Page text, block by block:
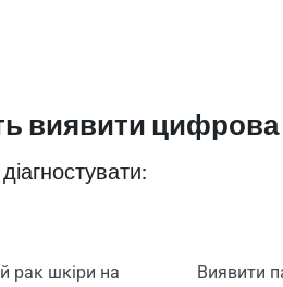
виявити цифрова
рак шкіри на
Виявити